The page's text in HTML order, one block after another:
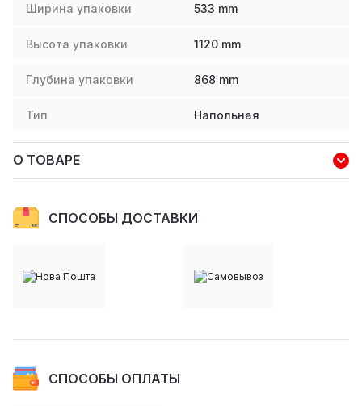
Ширина упаковки 533 mm
Высота упаковки 1120 mm
Глубина упаковки 868 mm
Тип Напольная
О ТОВАРЕ
СПОСОБЫ ДОСТАВКИ
СПОСОБЫ ОПЛАТЫ